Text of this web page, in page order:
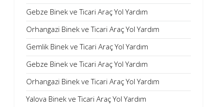
Gebze Binek ve Ticari Araç Yol Yardım
Orhangazi Binek ve Ticari Araç Yol Yardım
Gemlik Binek ve Ticari Araç Yol Yardım
Gebze Binek ve Ticari Araç Yol Yardım
Orhangazi Binek ve Ticari Araç Yol Yardım
Yalova Binek ve Ticari Araç Yol Yardım